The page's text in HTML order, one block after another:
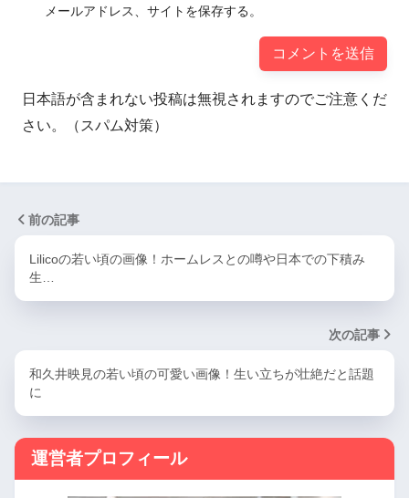
メールアドレス、サイトを保存する。
日本語が含まれない投稿は無視されますのでご注意くだ
さい。（スパム対策）
前の記事
Lilicoの若い頃の画像！ホームレスとの噂や日本での下積み
生…
次の記事
和久井映見の若い頃の可愛い画像！生い立ちが壮絶だと話題
に
運営者プロフィール